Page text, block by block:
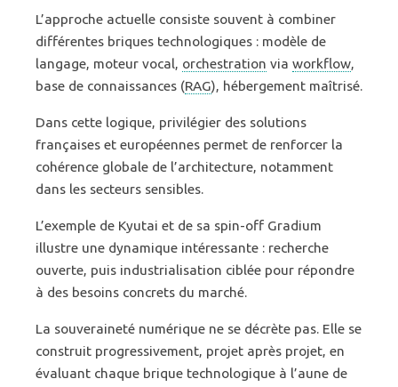
L’approche actuelle consiste souvent à combiner
différentes briques technologiques : modèle de
langage, moteur vocal, orchestration via workflow,
base de connaissances (RAG), hébergement maîtrisé.
Dans cette logique, privilégier des solutions
françaises et européennes permet de renforcer la
cohérence globale de l’architecture, notamment
dans les secteurs sensibles.
L’exemple de Kyutai et de sa spin-off Gradium
illustre une dynamique intéressante : recherche
ouverte, puis industrialisation ciblée pour répondre
à des besoins concrets du marché.
La souveraineté numérique ne se décrète pas. Elle se
construit progressivement, projet après projet, en
évaluant chaque brique technologique à l’aune de